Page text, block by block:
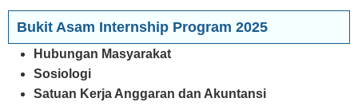
Bukit Asam Internship Program 2025
Hubungan Masyarakat
Sosiologi
Satuan Kerja Anggaran dan Akuntansi